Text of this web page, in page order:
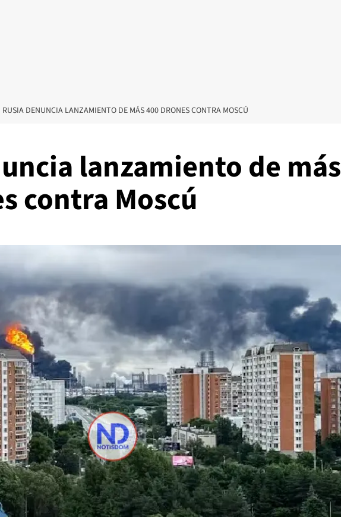
RUSIA DENUNCIA LANZAMIENTO DE MÁS 400 DRONES CONTRA MOSCÚ
lanzamiento de más
contra Moscú